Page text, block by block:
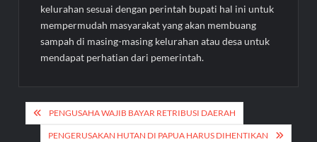
kelurahan sesuai dengan perintah bupati hal ini untuk
mempermudah masyarakat yang akan membuang
sampah di masing-masing kelurahan atau desa untuk
mendapat perhatian dari pemerintah.
Navigasi
PENGUSAHA WAJIB BAYAR RETRIBUSI DAERAH
PENGERUSAKAN HUTAN DI PAPUA HARUS DIHENTIKAN